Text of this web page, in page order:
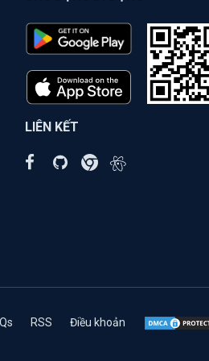
LIÊN KẾT
RSS Điều khoản